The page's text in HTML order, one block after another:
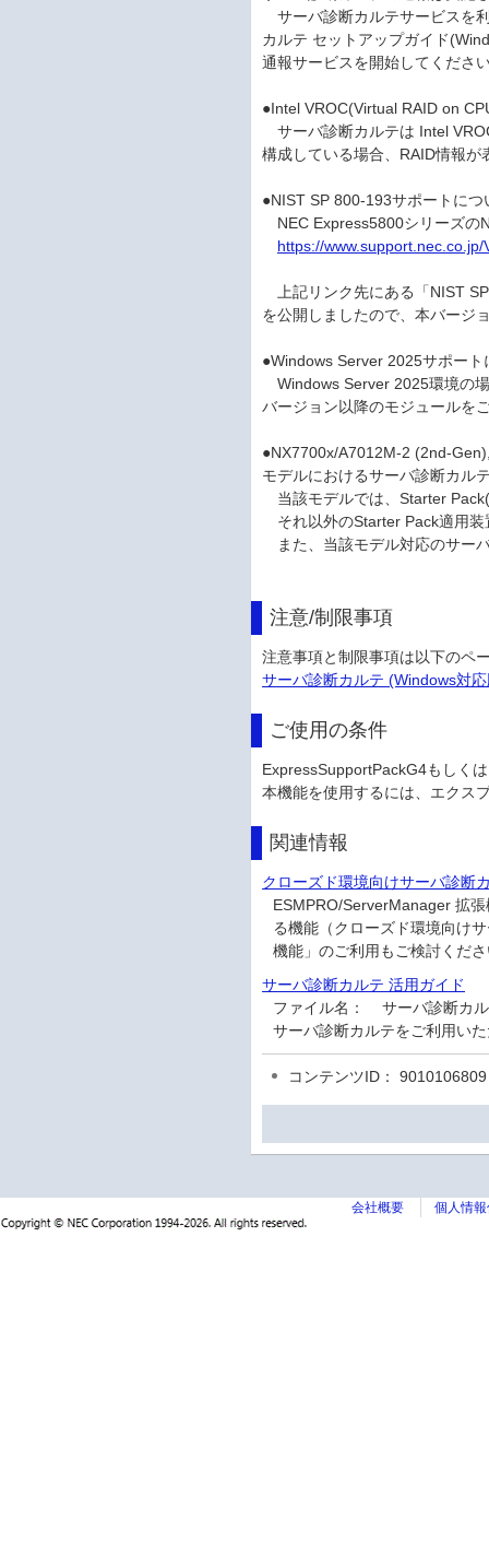
サーバ診断カルテサービスを
カルテ セットアップガイド
通報サービスを開始してくださ
●Intel VROC(Virtual RAID on
サーバ診断カルテは Intel
構成している場合、RAID情報が
●NIST SP 800-193サポートにつ
NEC Express5800シリーズの
https://
上記リンク先にある「NIST
を公開しましたので、本バージ
●Windows Server 2025サポート
Windows Server 2025環境の
バージョン以降のモジュールを
●NX7700x/A7012M-2 (2nd-
モデルにおけるサーバ診断カル
当該モデルでは、Starter
それ以外のStarter Pack適用装
また、当該モデル対応のサー
注意/制限事項
注意事項と制限事項は以下のペ
サーバ診断カルテ (Windows対
ご使用の条件
ExpressSupportPackG4もしく
本機能を使用するには、エクス
関連情報
クローズド環境向けサーバ診断
ESMPRO/ServerManager 拡
る機能（クローズド環境向け
機能」のご利用もご検討くだ
サーバ診断カルテ 活用ガイド
ファイル名：
サーバ診断カ
サーバ診断カルテをご利用い
コンテンツID： 9010106809
会社概要 個人情